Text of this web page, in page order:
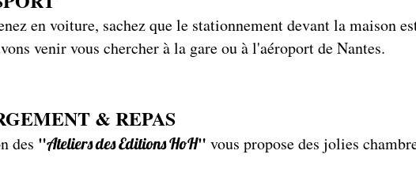
en voiture, sachez que le stationnement devant la maison
venir vous chercher à la gare ou à l'aéroport de Nantes.
& REPAS
des "Ateliers des Editions HoH" vous propose des jolies